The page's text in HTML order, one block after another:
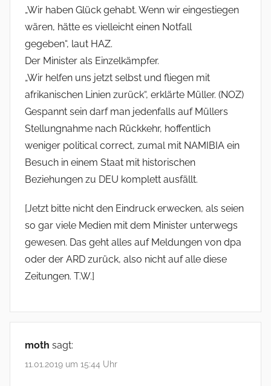
„Wir haben Glück gehabt. Wenn wir eingestiegen
wären, hätte es vielleicht einen Notfall
gegeben“, laut HAZ.
Der Minister als Einzelkämpfer.
„Wir helfen uns jetzt selbst und fliegen mit
afrikanischen Linien zurück“, erklärte Müller. (NOZ)
Gespannt sein darf man jedenfalls auf Müllers
Stellungnahme nach Rückkehr, hoffentlich
weniger political correct, zumal mit NAMIBIA ein
Besuch in einem Staat mit historischen
Beziehungen zu DEU komplett ausfällt.
[Jetzt bitte nicht den Eindruck erwecken, als seien
so gar viele Medien mit dem Minister unterwegs
gewesen. Das geht alles auf Meldungen von dpa
oder der ARD zurück, also nicht auf alle diese
Zeitungen. T.W.]
moth sagt:
11.01.2019 um 15:44 Uhr